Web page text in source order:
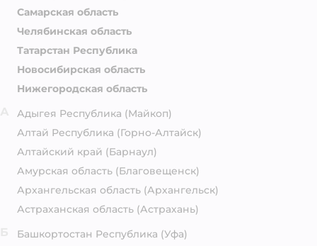
Самарская область
Челябинская область
Татарстан Республика
Новосибирская область
Нижегородская область
Адыгея Республика (Майкоп)
Алтай Республика (Горно-Алтайск)
Алтайский край (Барнаул)
Амурская область (Благовещенск)
Архангельская область (Архангельск)
Астраханская область (Астрахань)
Башкортостан Республика (Уфа)